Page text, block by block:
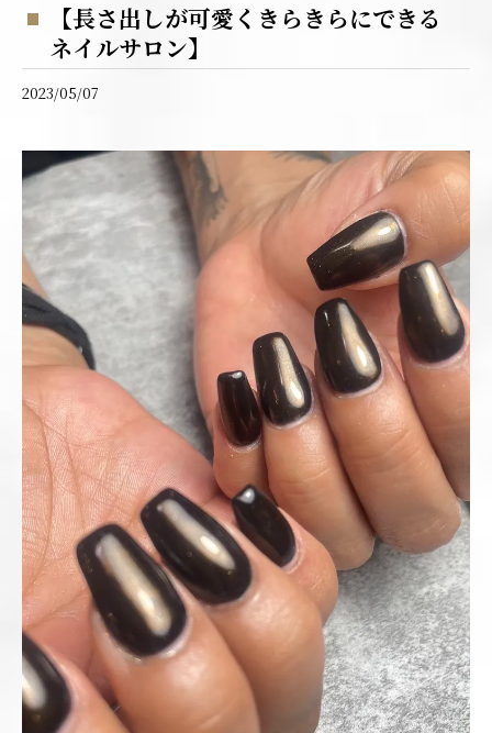
【長さ出しが可愛くきらきらにできる
ネイルサロン】
2023/05/07